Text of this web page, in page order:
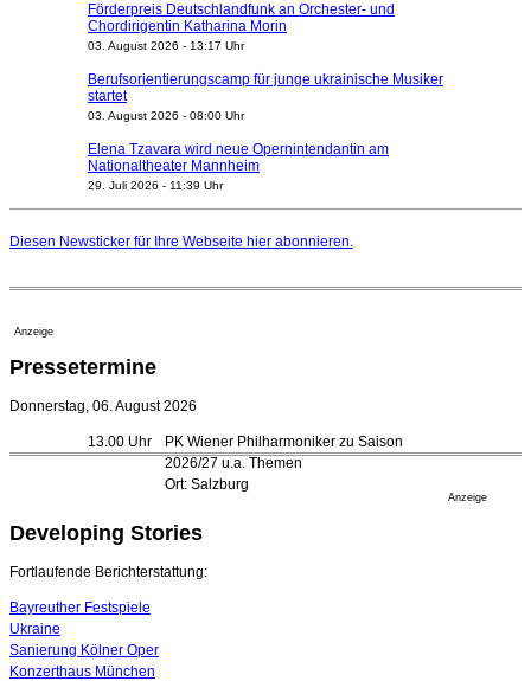
Förderpreis Deutschlandfunk an Orchester- und
Chordirigentin Katharina Morin
03. August 2026 - 13:17 Uhr
Berufsorientierungscamp für junge ukrainische Musiker
startet
03. August 2026 - 08:00 Uhr
Elena Tzavara wird neue Opernintendantin am
Nationaltheater Mannheim
29. Juli 2026 - 11:39 Uhr
geht 2027
Kammerorchester Heilbronn: Chefdirigent Risto Joost
Opernhäuser gedenken vertriebener jüdischer
Ensemblemitglieder
Festspiele
17. Juli 2026 - 18:03 Uhr
16. Juli 2026 - 22:49 Uhr
Quatuor Ebène wird mit Bremer Musikfest-Preis
04. August 2026 - 13:30 Uhr
Diesen Newsticker für Ihre Webseite hier abonnieren.
Anzeige
Pressetermine
Donnerstag, 06. August 2026
13.00 Uhr
PK Wiener Philharmoniker zu Saison
2026/27 u.a. Themen
Ort: Salzburg
Anzeige
Developing Stories
Fortlaufende Berichterstattung:
Bayreuther Festspiele
Ukraine
Sanierung Kölner Oper
Konzerthaus München